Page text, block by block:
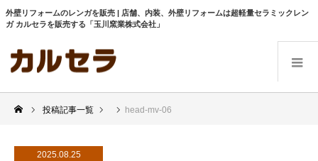
外壁リフォームのレンガを販売 | 店舗、内装、外壁リフォームは超軽量セラミックレン
ガ カルセラを販売する「玉川窯業株式会社」
投稿記事一覧 head-mv-06
2025.08.25